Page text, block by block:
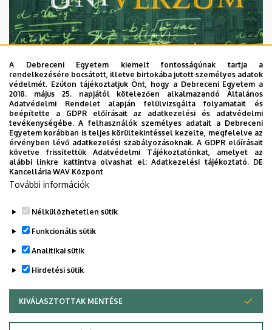
2026. augusztus 7.
Univerzum: A Debreceni Egyetem
titkos receptjei
KUTATÁS TUDOMÁNY
A Debreceni Egyetem kiemelt fontosságúnak tartja a
rendelkezésére bocsátott, illetve birtokába jutott személyes adatok
védelmét. Ezúton tájékoztatjuk Önt, hogy a Debreceni Egyetem a
2018. május 25. napjától kötelezően alkalmazandó Általános
Adatvédelmi Rendelet alapján felülvizsgálta folyamatait és
beépítette a GDPR előírásait az adatkezelési és adatvédelmi
tevékenységébe. A felhasználók személyes adatait a Debreceni
Egyetem korábban is teljes körültekintéssel kezelte, megfelelve az
érvényben lévő adatkezelési szabályozásoknak. A GDPR előírásait
követve frissítettük Adatvédelmi Tájékoztatónkat, amelyet az
alábbi linkre kattintva olvashat el:Adatkezelési tájékoztató. DE
Kancellária WAV Központ
További információk
Nélkülözhetetlen sütik
Funkcionális sütik
Analitikai sütik
Hirdetési sütik
KIVÁLASZTOTTAK MENTÉSE
WITHDRAW CONSENT